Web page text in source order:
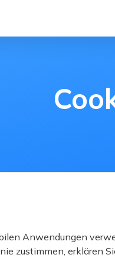
Anwendungen
zustimmen, erklären